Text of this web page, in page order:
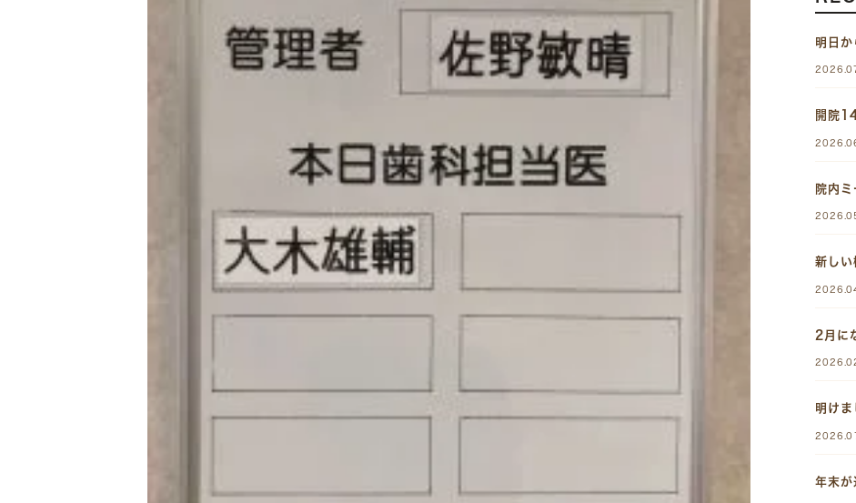
明日か
開院
院内
新しい
2月に
明けま
年末が